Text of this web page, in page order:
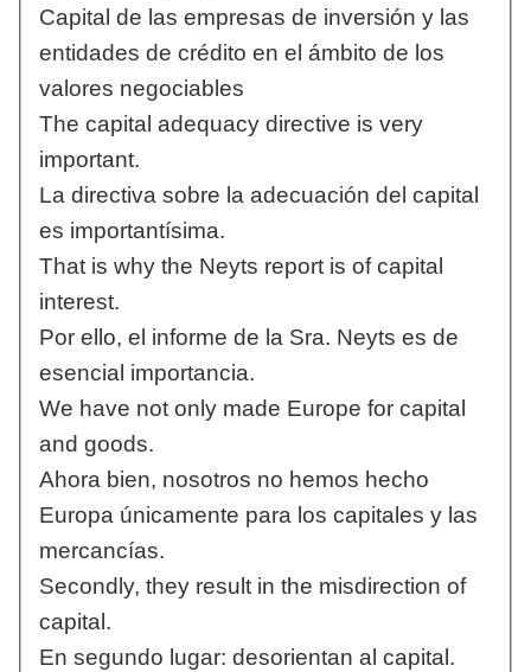
Capital de las empresas de inversión y las
entidades de crédito en el ámbito de los
valores negociables
The capital adequacy directive is very
important.
La directiva sobre la adecuación del capital
es importantísima.
That is why the Neyts report is of capital
interest.
Por ello, el informe de la Sra. Neyts es de
esencial importancia.
We have not only made Europe for capital
and goods.
Ahora bien, nosotros no hemos hecho
Europa únicamente para los capitales y las
mercancías.
Secondly, they result in the misdirection of
capital.
En segundo lugar: desorientan al capital.